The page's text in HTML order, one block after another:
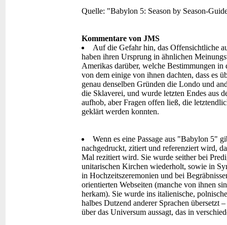
Quelle: "Babylon 5: Season by Season-
Kommentare von JMS
Auf die Gefahr hin, das Offensichtliche
haben ihren Ursprung in ähnlichen
Amerikas darüber, welche Bestimmungen
von dem einige von ihnen dachten, dass es
genau denselben Gründen die Londo und
die Sklaverei, und wurde letzten Endes aus
aufhob, aber Fragen offen ließ, die
geklärt werden konnten.
Wenn es eine Passage aus "Babylon 5"
nachgedruckt, zitiert und referenziert wird,
Mal rezitiert wird. Sie wurde seither bei
unitarischen Kirchen wiederholt, sowie in
in Hochzeitszeremonien und bei
orientierten Webseiten (manche von ihnen
herkam). Sie wurde ins italienische,
halbes Dutzend anderer Sprachen übersetzt
über das Universum aussagt, das in